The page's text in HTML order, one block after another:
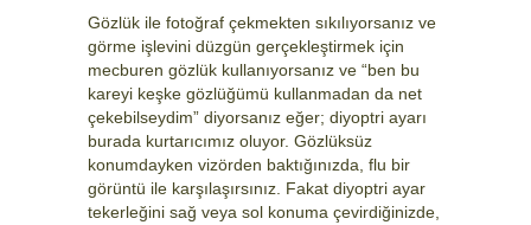
Gözlük ile fotoğraf çekmekten sıkılıyorsanız ve
görme işlevini düzgün gerçekleştirmek için
mecburen gözlük kullanıyorsanız ve “ben bu
kareyi keşke gözlüğümü kullanmadan da net
çekebilseydim” diyorsanız eğer; diyoptri ayarı
burada kurtarıcımız oluyor. Gözlüksüz
konumdayken vizörden baktığınızda, flu bir
görüntü ile karşılaşırsınız. Fakat diyoptri ayar
tekerleğini sağ veya sol konuma çevirdiğinizde,